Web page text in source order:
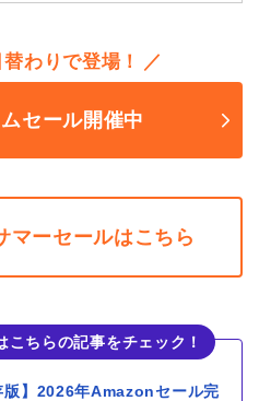
わりで登場！
セール開催中
ーセールはこちら
ちらの記事をチェック！
版】2026年Amazonセール完